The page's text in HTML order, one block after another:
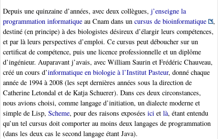
Depuis une quinzaine d’années, avec deux collègues, j’enseigne la
programmation informatique au Cnam dans un cursus de bioinformatique
,
destiné (en principe) à des biologistes désireux d’élargir leurs compétences,
et par là leurs perspectives d’emploi. Ce cursus peut déboucher sur un
certificat de compétence, puis une licence professionnelle et un diplôme
d’ingénieur. Auparavant j’avais, avec William Saurin et Frédéric Chauveau,
créé un cours d’informatique en biologie à l’Institut Pasteur, donné chaque
année de 1994 à 2008 (les sept dernières années sous la direction de
Catherine Letondal et de Katja Schuerer). Dans ces deux circonstances,
nous avions choisi, comme langage d’initiation, un dialecte moderne et
simple de Lisp, Scheme, pour des raisons exposées ici et là, étant entendu
qu’un tel cursus doit comporter au moins deux langages de programmation
(dans les deux cas le second langage étant Java).